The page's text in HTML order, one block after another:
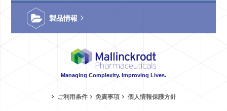
製品情報
Managing Complexity. Improving Lives.
ご利用条件 免責事項 個人情報保護方針